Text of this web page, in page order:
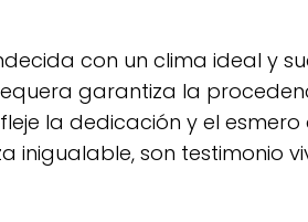
con un clima ideal y
garantiza la
la dedicación y el esmero
inigualable, son testimonio